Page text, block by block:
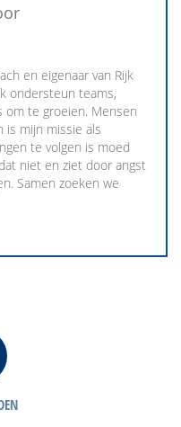
en eigenaar van Rijk
ondersteun teams,
om te groeien. Mensen
is mijn missie als
te volgen is moed
niet en ziet door angst
Samen zoeken we